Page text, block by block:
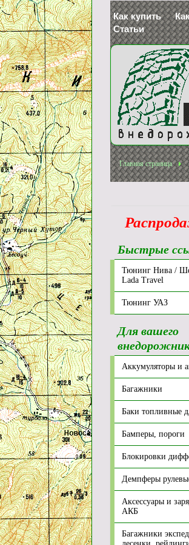
Как купить
Статьи
Главная страница
Быстрые
Тюнинг Нива /
Lada Travel
Тюнинг УАЗ
Для вашего
Аккумуляторы и
Багажники
Баки топливные
Бамперы, пороги
Блокировки
Демпферы
Аксессуары и
АКБ
Багажники